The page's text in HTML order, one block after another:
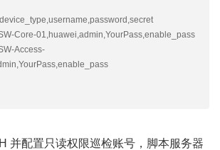
Core-01,huawei,admin,YourPass,enable_pass
Access-
并配置只读权限巡检账号，脚本服务器